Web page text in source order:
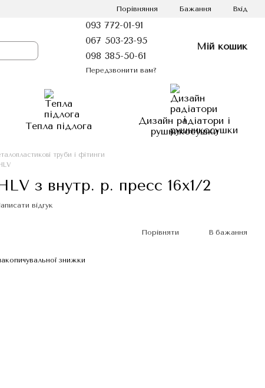
Порівняння Бажання Вхід
093 772-01-91
067 503-23-95
098 385-50-61
Передзвонити вам?
Мій кошик
Тепла підлога
Дизайн радіатори і
рушникосушки
труби і фітинги
з внутр. р. пресс 16х1/2
відгук
Порівняти В бажання
знижки